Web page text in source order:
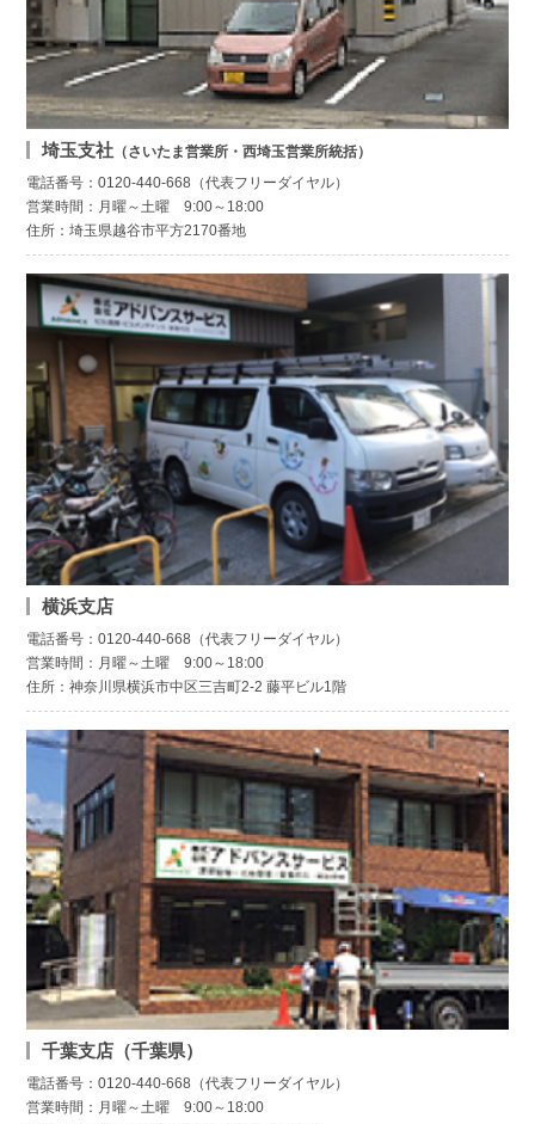
埼玉支社 （さいたま営業所・西埼玉営業所統括）
電話番号：0120-440-668（代表フリーダイヤル）
営業時間：月曜～土曜 9:00～18:00
住所：埼玉県越谷市平方2170番地
横浜支店
電話番号：0120-440-668（代表フリーダイヤル）
営業時間：月曜～土曜 9:00～18:00
住所：神奈川県横浜市中区三吉町2-2 藤平ビル1階
千葉支店（千葉県）
電話番号：0120-440-668（代表フリーダイヤル）
営業時間：月曜～土曜 9:00～18:00